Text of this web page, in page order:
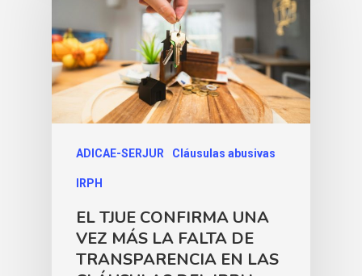
ADICAE-SERJUR Cláusulas abusivas
IRPH
EL TJUE CONFIRMA UNA
VEZ MÁS LA FALTA DE
TRANSPARENCIA EN LAS